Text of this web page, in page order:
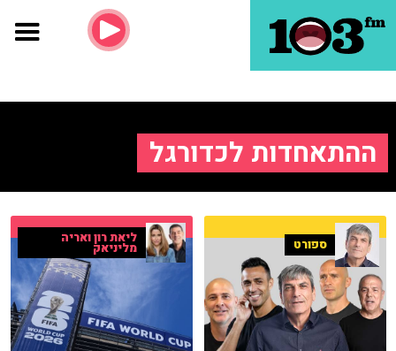
ההתאחדות לכדורגל
ספורט ליאת רון ואריה
מליניאק